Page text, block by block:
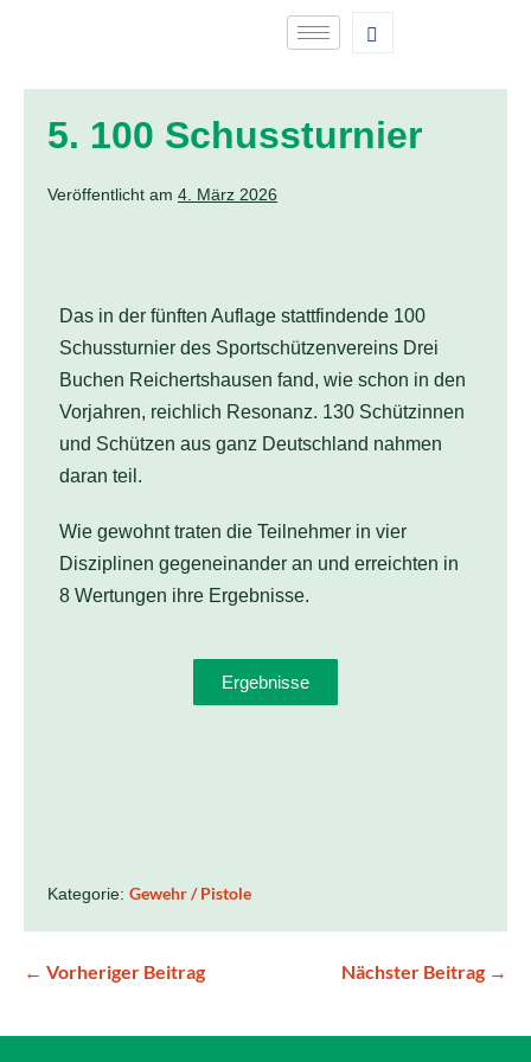
5. 100 Schussturnier
Veröffentlicht am 4. März 2026
Das in der fünften Auflage stattfindende 100
Schussturnier des Sportschützenvereins Drei
Buchen Reichertshausen fand, wie schon in den
Vorjahren, reichlich Resonanz. 130 Schützinnen
und Schützen aus ganz Deutschland nahmen
daran teil.
Wie gewohnt traten die Teilnehmer in vier
Disziplinen gegeneinander an und erreichten in
8 Wertungen ihre Ergebnisse.
Ergebnisse
Kategorie: Gewehr / Pistole
← Vorheriger Beitrag Nächster Beitrag →